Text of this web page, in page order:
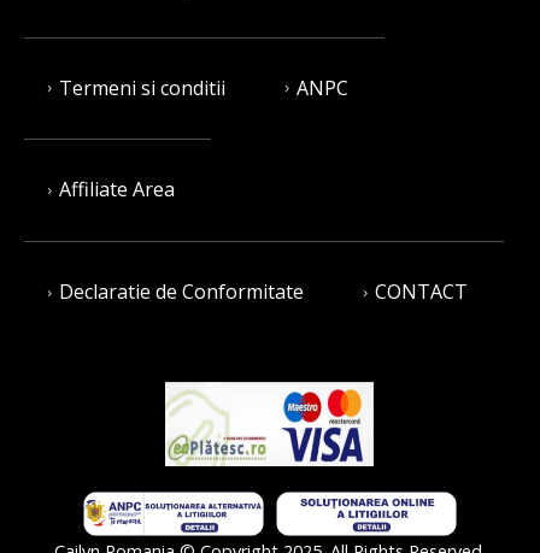
Termeni si conditii ANPC
Affiliate Area
Declaratie de Conformitate CONTACT